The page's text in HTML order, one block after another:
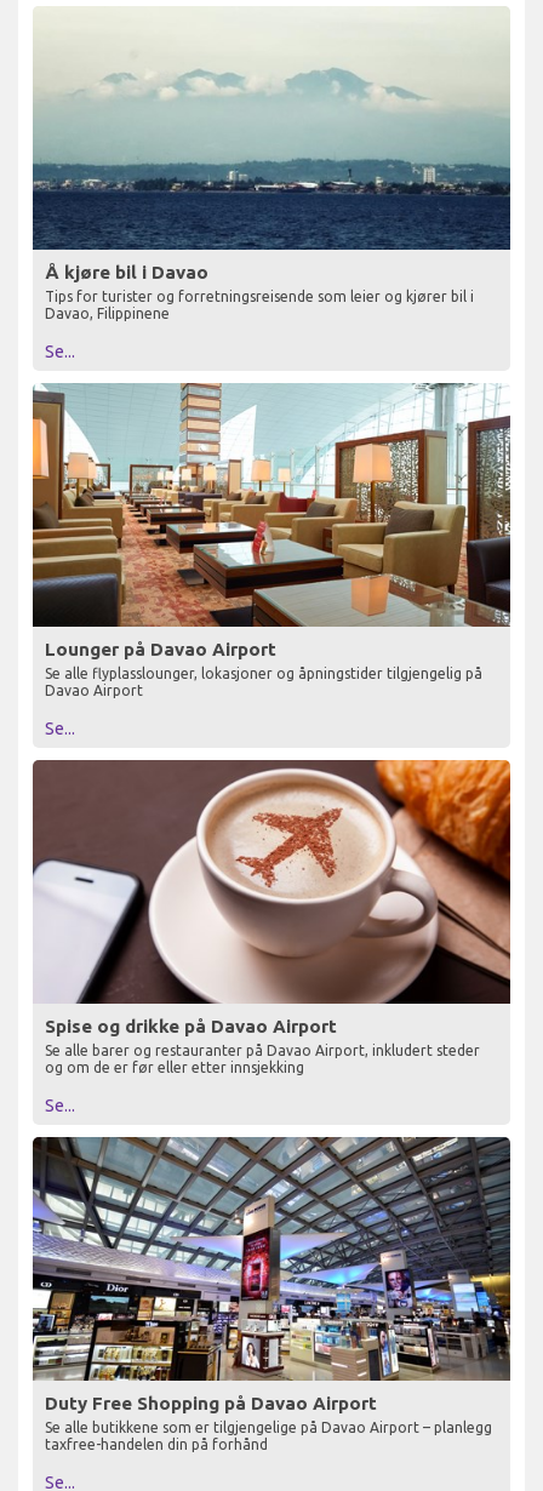
Å kjøre bil i Davao
Tips for turister og forretningsreisende som leier og kjører bil i
Davao, Filippinene
Se...
Lounger på Davao Airport
Se alle flyplasslounger, lokasjoner og åpningstider tilgjengelig på
Davao Airport
Se...
Spise og drikke på Davao Airport
Se alle barer og restauranter på Davao Airport, inkludert steder
og om de er før eller etter innsjekking
Se...
Duty Free Shopping på Davao Airport
Se alle butikkene som er tilgjengelige på Davao Airport – planlegg
taxfree-handelen din på forhånd
Se...